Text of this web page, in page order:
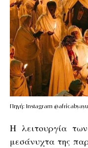
Πηγή: Instagram
Η λειτουργία
μεσάνυχτα της